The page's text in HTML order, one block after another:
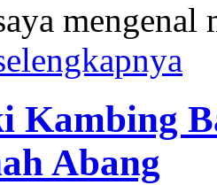
mengenal
Kambing
Abang